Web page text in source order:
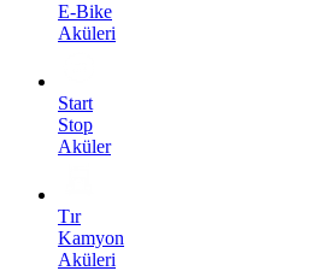
E-Bike
Aküleri
Start
Stop
Aküler
Tır
Kamyon
Aküleri